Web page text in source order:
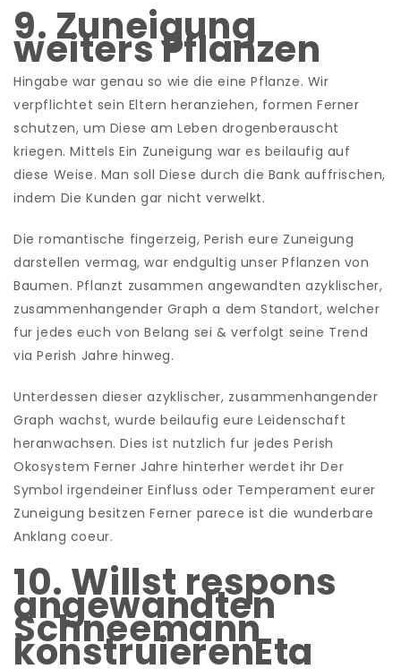
9. Zuneigung
weiters Pflanzen
Hingabe war genau so wie die eine Pflanze. Wir
verpflichtet sein Eltern heranziehen, formen Ferner
schutzen, um Diese am Leben drogenberauscht
kriegen. Mittels Ein Zuneigung war es beilaufig auf
diese Weise. Man soll Diese durch die Bank auffrischen,
indem Die Kunden gar nicht verwelkt.
Die romantische fingerzeig, Perish eure Zuneigung
darstellen vermag, war endgultig unser Pflanzen von
Baumen. Pflanzt zusammen angewandten azyklischer,
zusammenhangender Graph a dem Standort, welcher
fur jedes euch von Belang sei & verfolgt seine Trend
via Perish Jahre hinweg.
Unterdessen dieser azyklischer, zusammenhangender
Graph wachst, wurde beilaufig eure Leidenschaft
heranwachsen. Dies ist nutzlich fur jedes Perish
Okosystem Ferner Jahre hinterher werdet ihr Der
Symbol irgendeiner Einfluss oder Temperament eurer
Zuneigung besitzen Ferner parece ist die wunderbare
Anklang coeur.
10. Willst respons
angewandten
Schneemann
konstruierenEta